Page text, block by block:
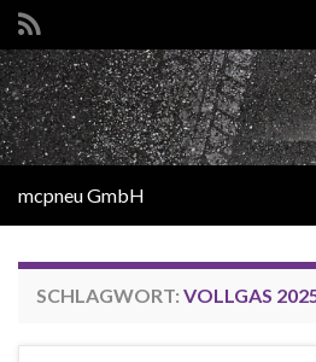
Search for:
mcpneu GmbH
SCHLAGWORT: VOLLGAS